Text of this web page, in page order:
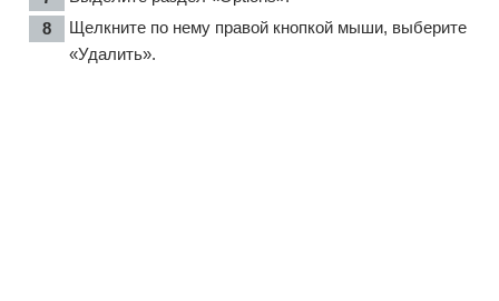
Щелкните по нему правой кнопкой мыши, выберите
«Удалить».